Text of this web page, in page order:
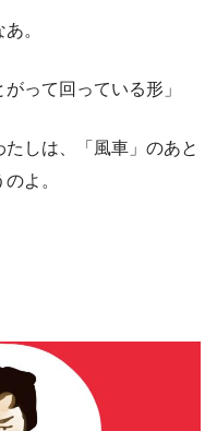
。
って回っている形」
しは、「風車」のあと
よ。